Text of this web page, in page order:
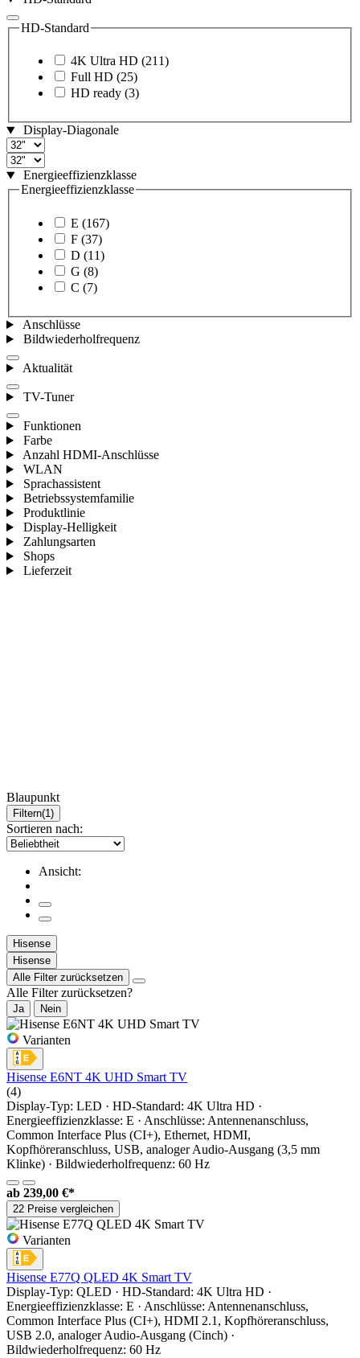
HD-Standard
4K Ultra HD (211)
Full HD (25)
HD ready (3)
Display-Diagonale
Energieeffizienzklasse
Energieeffizienzklasse
E (167)
F (37)
D (11)
G (8)
C (7)
Anschlüsse
Bildwiederholfrequenz
Aktualität
TV-Tuner
Funktionen
Farbe
Anzahl HDMI-Anschlüsse
WLAN
Sprachassistent
Betriebssystemfamilie
Produktlinie
Display-Helligkeit
Zahlungsarten
Shops
Lieferzeit
Blaupunkt
Filtern(1)
Sortieren nach:
Ansicht:
Hisense
Hisense
Alle Filter zurücksetzen
Alle Filter zurücksetzen?
Ja Nein
Varianten
Hisense E6NT 4K UHD Smart TV
(4)
Display-Typ: LED · HD-Standard: 4K Ultra HD ·
Energieeffizienzklasse: E · Anschlüsse: Antennenanschluss,
Common Interface Plus (CI+), Ethernet, HDMI,
Kopfhöreranschluss, USB, analoger Audio-Ausgang (3,5 mm
Klinke) · Bildwiederholfrequenz: 60 Hz
ab 239,00 €*
22 Preise vergleichen
Varianten
Hisense E77Q QLED 4K Smart TV
Display-Typ: QLED · HD-Standard: 4K Ultra HD ·
Energieeffizienzklasse: E · Anschlüsse: Antennenanschluss,
Common Interface Plus (CI+), HDMI 2.1, Kopfhöreranschluss,
USB 2.0, analoger Audio-Ausgang (Cinch) ·
Bildwiederholfrequenz: 60 Hz